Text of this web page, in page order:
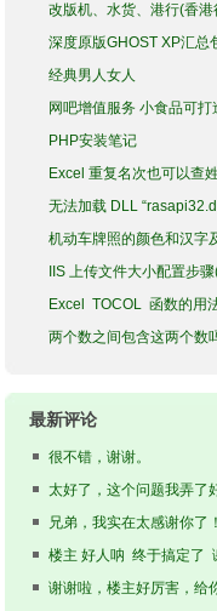
改版机、水货、港行(香港
深度原版GHOST XP汇总
经典男人女人
网吧增值服务 小食品可
PHP安装笔记
Excel 重复名次也可以查
无法加载 DLL
机动车牌照的颜色和汉字
意思?
IIS 上传文件大小配置步
Excel TOCOL 函数的用
两个数之间包含这两个数
最新评论
很不错，谢谢。
太好了，这个问题我弄了
骤，试了，...
兄弟，我实在太感谢你了
楼主 好人呐 终于搞定了
谢谢啦，楼主好厉害，给